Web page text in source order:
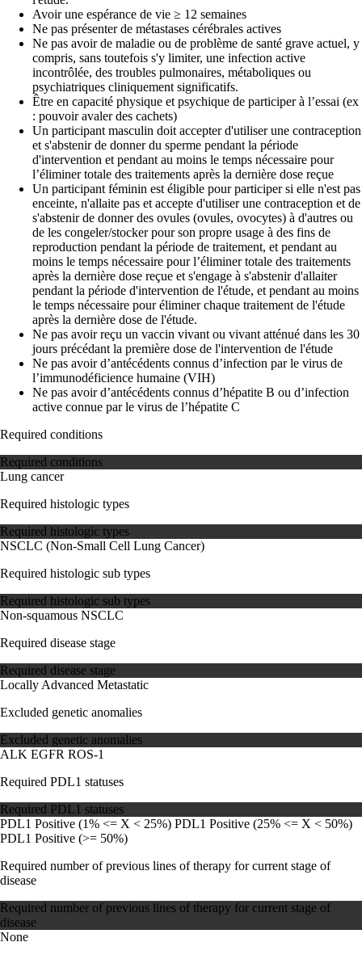
Avoir une espérance de vie ≥ 12 semaines
Ne pas présenter de métastases cérébrales actives
Ne pas avoir de maladie ou de problème de santé grave actuel, y
compris, sans toutefois s'y limiter, une infection active
incontrôlée, des troubles pulmonaires, métaboliques ou
psychiatriques cliniquement significatifs.
Être en capacité physique et psychique de participer à l’essai (ex
: pouvoir avaler des cachets)
Un participant masculin doit accepter d'utiliser une contraception
et s'abstenir de donner du sperme pendant la période
d'intervention et pendant au moins le temps nécessaire pour
l’éliminer totale des traitements après la dernière dose reçue
Un participant féminin est éligible pour participer si elle n'est pas
enceinte, n'allaite pas et accepte d'utiliser une contraception et de
s'abstenir de donner des ovules (ovules, ovocytes) à d'autres ou
de les congeler/stocker pour son propre usage à des fins de
reproduction pendant la période de traitement, et pendant au
moins le temps nécessaire pour l’éliminer totale des traitements
après la dernière dose reçue et s'engage à s'abstenir d'allaiter
pendant la période d'intervention de l'étude, et pendant au moins
le temps nécessaire pour éliminer chaque traitement de l'étude
après la dernière dose de l'étude.
Ne pas avoir reçu un vaccin vivant ou vivant atténué dans les 30
jours précédant la première dose de l'intervention de l'étude
Ne pas avoir d’antécédents connus d’infection par le virus de
l’immunodéficience humaine (VIH)
Ne pas avoir d’antécédents connus d’hépatite B ou d’infection
active connue par le virus de l’hépatite C
Required conditions
Required conditions
Lung cancer
Required histologic types
Required histologic types
NSCLC (Non-Small Cell Lung Cancer)
Required histologic sub types
Required histologic sub types
Non-squamous NSCLC
Required disease stage
Required disease stage
Locally Advanced Metastatic
Excluded genetic anomalies
Excluded genetic anomalies
ALK EGFR ROS-1
Required PDL1 statuses
Required PDL1 statuses
PDL1 Positive (1% <= X < 25%) PDL1 Positive (25% <= X < 50%)
PDL1 Positive (>= 50%)
Required number of previous lines of therapy for current stage of
disease
Required number of previous lines of therapy for current stage of
disease
None